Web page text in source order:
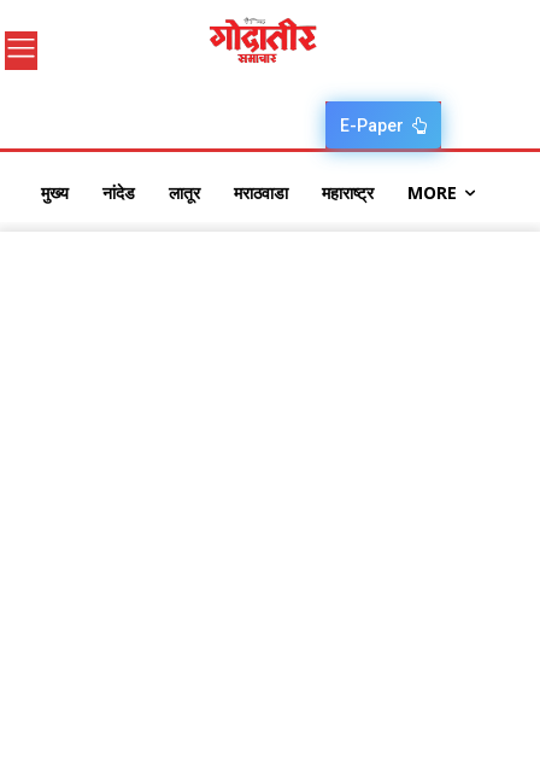
E-Paper
मुख्य नांदेड लातूर मराठवाडा महाराष्ट्र MORE